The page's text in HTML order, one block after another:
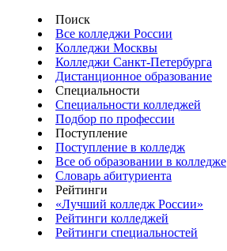
Поиск
Все колледжи России
Колледжи Москвы
Колледжи Санкт-Петербурга
Дистанционное образование
Специальности
Специальности колледжей
Подбор по профессии
Поступление
Поступление в колледж
Все об образовании в колледже
Словарь абитуриента
Рейтинги
«Лучший колледж России»
Рейтинги колледжей
Рейтинги специальностей